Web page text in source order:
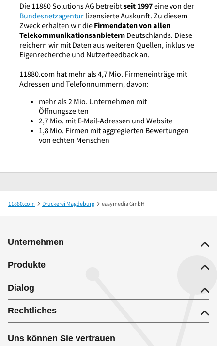
Die 11880 Solutions AG betreibtseit 1997eine von der
Bundesnetzagentur lizensierte Auskunft. Zu diesem
Zweck erhalten wir die Firmendaten von allen
Telekommunikationsanbietern Deutschlands. Diese
reichern wir mit Daten aus weiteren Quellen, inklusive
Eigenrecherche und Nutzerfeedback an.
11880.com hat mehr als 4,7 Mio. Firmeneinträge mit
Adressen und Telefonnummern; davon:
mehr als 2 Mio. Unternehmen mit
Öffnungszeiten
2,7 Mio. mit E-Mail-Adressen und Website
1,8 Mio. Firmen mit aggregierten Bewertungen
von echten Menschen
11880.com Druckerei Magdeburg easymedia GmbH
Unternehmen
Produkte
Dialog
Rechtliches
Uns können Sie vertrauen